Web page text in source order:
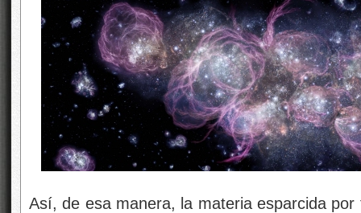
Así, de esa manera, la materia esparcida